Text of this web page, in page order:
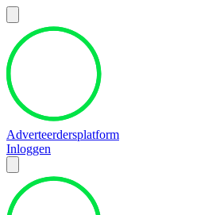
Adverteerdersplatform
Inloggen